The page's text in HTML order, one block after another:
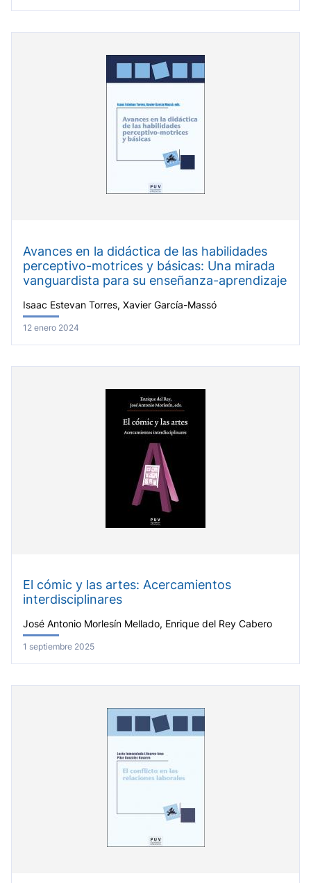
Avances en la didáctica de las habilidades
perceptivo-motrices y básicas: Una mirada
vanguardista para su enseñanza-aprendizaje
Isaac Estevan Torres, Xavier García-Massó
12 enero 2024
El cómic y las artes: Acercamientos
interdisciplinares
José Antonio Morlesín Mellado, Enrique del Rey Cabero
1 septiembre 2025